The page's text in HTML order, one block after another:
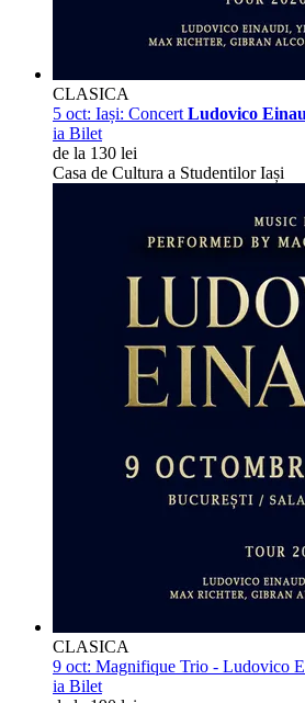
CLASICA
5 oct: Iași: Concert Ludovico
ia Bilet
de la 130 lei
Casa de Cultura a Studentilor Iași
CLASICA
9 oct: Magnifique Trio - Ludovico
ia Bilet